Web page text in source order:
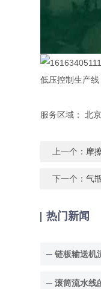
低压控制生产
服务区域：北京
上一个： 摩
下一个：气
热门新闻
链板输送机
滚筒流水线